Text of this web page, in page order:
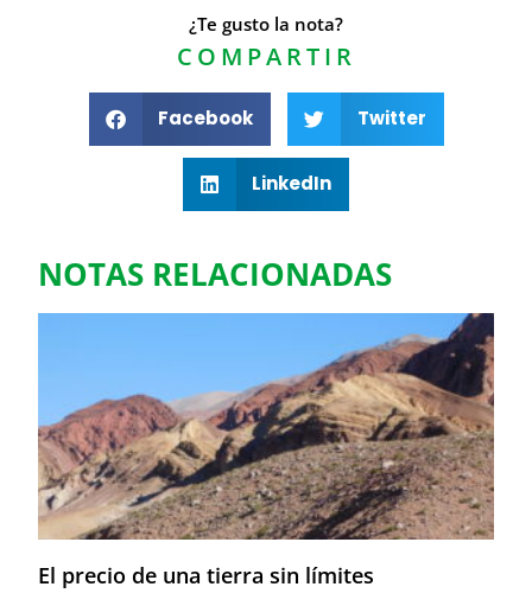
¿Te gusto la nota?
COMPARTIR
Facebook Twitter
LinkedIn
NOTAS RELACIONADAS
El precio de una tierra sin límites